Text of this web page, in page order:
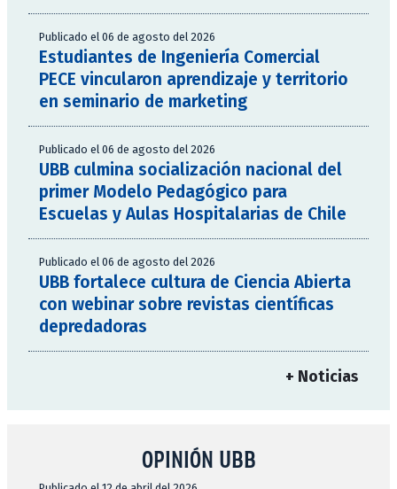
Publicado el 06 de agosto del 2026
Estudiantes de Ingeniería Comercial
PECE vincularon aprendizaje y territorio
en seminario de marketing
Publicado el 06 de agosto del 2026
UBB culmina socialización nacional del
primer Modelo Pedagógico para
Escuelas y Aulas Hospitalarias de Chile
Publicado el 06 de agosto del 2026
UBB fortalece cultura de Ciencia Abierta
con webinar sobre revistas científicas
depredadoras
+ Noticias
OPINIÓN UBB